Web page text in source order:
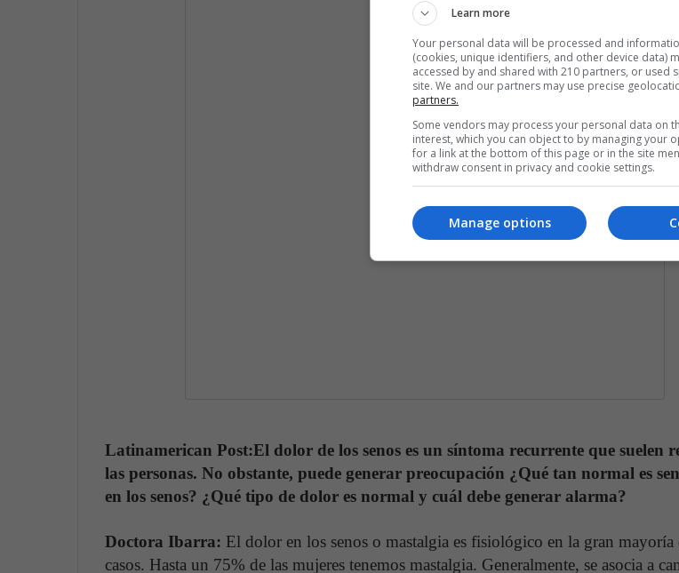
Latinamerican Post:El dolor de los senos es un síntoma recurrente que suelen
las personas. No obstante, puede generar preocupación ¿Qué tan normal es
en los senos? ¿Qué tipo de dolor es normal y cuál debe generar alarma?
Doctora Ibarra: El dolor en los senos o mastalgia es fisiológico en la gran mayoría
casos. Hasta un 75% de las mujeres tenemos mastalgia. Generalmente, se asocia a
Learn more
Your personal data will be processed and
(cookies, unique identifiers, and other device data)
accessed by and shared with 210 partners, or used
site. We and our partners may use precise
partners.
Some vendors may process your personal data on
interest, which you can object to by managing your
for a link at the bottom of this page or in the site
withdraw consent in privacy and cookie settings.
Manage options